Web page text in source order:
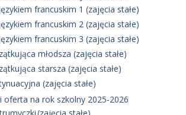
francuskim 1 (zajęcia stałe)
francuskim 2 (zajęcia stałe)
francuskim 3 (zajęcia stałe)
młodsza (zajęcia stałe)
starsza (zajęcia stałe)
(zajęcia stałe)
oferta na rok szkolny 2025-2026